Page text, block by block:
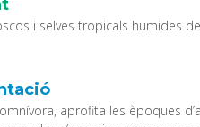
i selves tropicals humides
aprofita les èpoques